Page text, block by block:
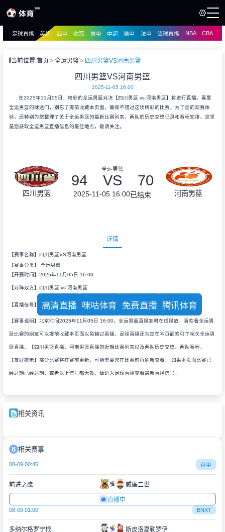
播
足球直播 英超 西甲 欧冠 意甲 中超 德甲 法甲 篮球直播 NBA CBA
当前位置:首页 全运男篮 四川男篮VS河南男篮
四川男篮VS河南男篮
2025-11-05 16:00
在2025年11月05日，精彩的全运男篮对决【四川男篮 vs 河南男篮】将进行直播。喜爱
全运男篮的球迷们，别忘了提前收藏本页面，确保不错过这场精彩的比赛。为了您的观赛体
验，还特别为您整理了关于全运男篮的最新比赛列表、两队的历史交锋记录和赛程安排。这里
是您获取全运男篮直播信息的最佳地点，敬请关注。
四川男篮
全运男篮
94 VS 70
2025-11-05 16:00已结束 河南男篮
详情
【赛事名称】四川男篮VS河南男篮
【赛事分类】 全运男篮
【开赛时间】2025年11月05日 16:00
【对阵双方】四川男篮 vs 河南男篮
【直播信号】 高清直播 咪咕体育 免费直播 腾讯体育
【赛事说明】北京时间2025年11月05日 16:00，全运男篮直播准时在线播放，喜欢看全运男
篮比赛的朋友可以提前收藏本页面以免错过直播。足球直播还为您在本页面索引了相关全运男
篮直播、【四川男篮直播、河南男篮直播的近期比赛列表以及两队历史交锋、两队赛程。
【友好提示】部分比赛将在赛前更新，可能需要您在比赛前再刷新查看。 如果本页面比赛已
经过期已经过期，或者以上信号都无效，请进入足球直播查看最新直播信号。
相关资讯
相关赛事
08-09 00:45 荷甲
前进之鹰 威廉二世
直播中
08-09 01:00 BNXT
多纳尔格罗宁根 斯皮洛夏勒罗伊